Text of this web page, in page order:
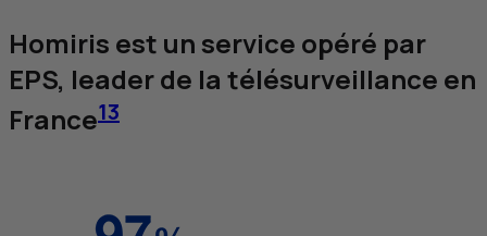
Homiris est un service opéré par
EPS, leader de la télésurveillance en
France13